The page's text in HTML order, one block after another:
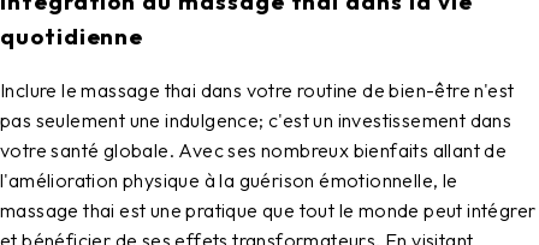
quotidienne
Inclure le massage thai dans votre routine de bien-être n'est
pas seulement une indulgence; c'est un investissement dans
votre santé globale. Avec ses nombreux bienfaits allant de
l'amélioration physique à la guérison émotionnelle, le
massage thai est une pratique que tout le monde peut intégrer